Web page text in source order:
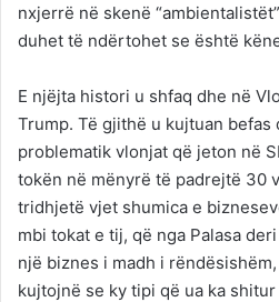
nxjerrë në skenë
duhet të ndërtohet se është
E njëjta histori u shfaq dhe në
Trump. Të gjithë u kujtuan befas
problematik vlonjat që jeton në
tokën në mënyrë të padrejtë 30
tridhjetë vjet shumica e
mbi tokat e tij, që nga Palasa
një biznes i madh i
kujtojnë se ky tipi që ua ka